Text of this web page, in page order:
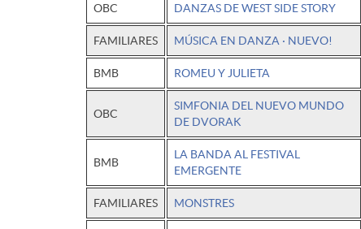
OBC DANZAS DE WEST SIDE STORY
FAMILIARES MÚSICA EN DANZA · NUEVO!
BMB ROMEU Y JULIETA
OBC
SIMFONIA DEL NUEVO MUNDO
DE DVORAK
BMB
LA BANDA AL FESTIVAL
EMERGENTE
FAMILIARES MONSTRES